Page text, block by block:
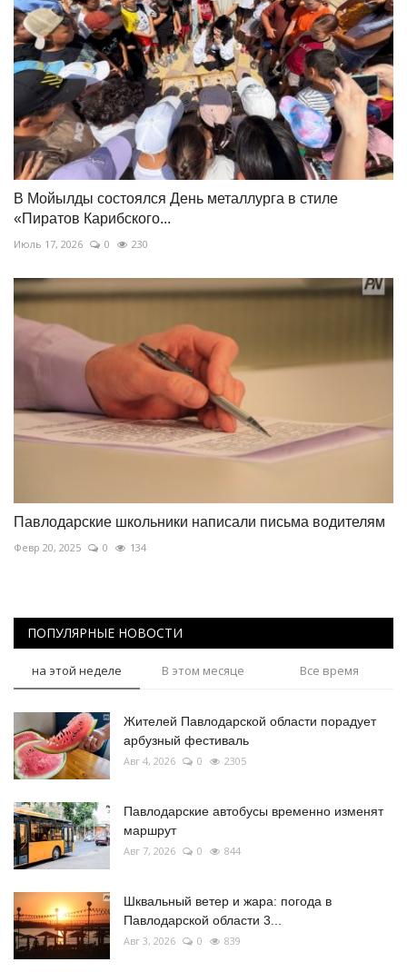
В Мойылды состоялся День металлурга в стиле
«Пиратов Карибского...
Июль 17, 2026 0 230
Павлодарские школьники написали письма водителям
Февр 20, 2025 0 134
ПОПУЛЯРНЫЕ НОВОСТИ
на этой неделе В этом месяце Все время
Жителей Павлодарской области порадует
арбузный фестиваль
Авг 4, 2026 0 2305
Павлодарские автобусы временно изменят
маршрут
Авг 7, 2026 0 844
Шквальный ветер и жара: погода в
Павлодарской области 3...
Авг 3, 2026 0 839